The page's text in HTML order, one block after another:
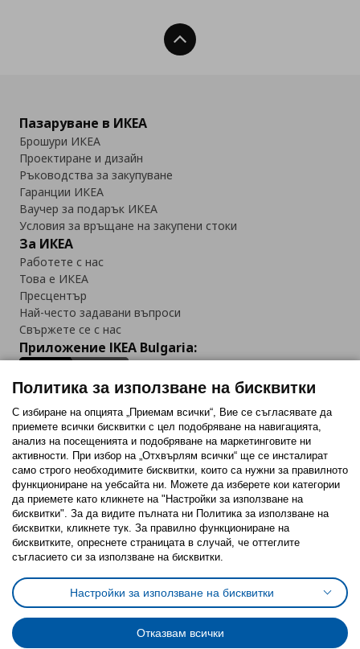
Нагоре
Пазаруване в ИКЕА
Брошури ИКЕА
Проектиране и дизайн
Ръководства за закупуване
Гаранции ИКЕА
Ваучер за подарък ИКЕА
Условия за връщане на закупени стоки
За ИКЕА
Работете с нас
Това е ИКЕА
Пресцентър
Най-често задавани въпроси
Свържете се с нас
Приложение IKEA Bulgaria:
Последвайте ни:
FacebookTwitterYoutubePinterestInstagram
Политика за използване на бисквитки (Cookies)
Избор на настройки за използване на бисквитки
Условия за ползване на ikea.bgОбща политика за личните данни
Политика за защита на личните данни на ikea.bg
Общи условия на програма IKEA Family
Политика за защита на лични данни на програма IKEA Family
Политика за използване на бисквитки
С избиране на опцията „Приемам всички“, Вие се съгласявате да
приемете всички бисквитки с цел подобряване на навигацията,
анализ на посещенията и подобряване на маркетинговите ни
активности. При избор на „Отхвърлям всички“ ще се инсталират
само строго необходимитe бисквитки, които са нужни за правилното
функциониране на уебсайта ни. Можете да изберете кои категории
да приемете като кликнете на "Настройки за използване на
бисквитки". За да видите пълната ни Политика за използване на
бисквитки, кликнете тук. За правилно функциониране на
бисквитките, опреснете страницата в случай, че оттеглите
съгласието си за използване на бисквитки.
Настройки за използване на бисквитки
Отказвам всички